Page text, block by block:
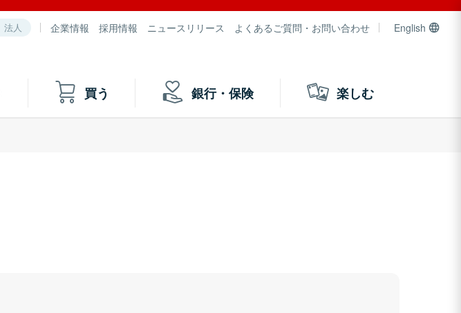
法人 企業情報 採用情報 ニュースリリース よくあるご質問・お問い合わせ English
買う 銀行・保険 楽しむ